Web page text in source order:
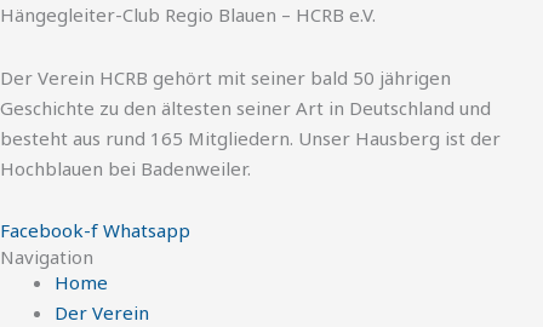
Hängegleiter-Club Regio Blauen – HCRB e.V.
Der Verein HCRB gehört mit seiner bald 50 jährigen
Geschichte zu den ältesten seiner Art in Deutschland und
besteht aus rund 165 Mitgliedern. Unser Hausberg ist der
Hochblauen bei Badenweiler.
Facebook-f Whatsapp
Navigation
Home
Der Verein